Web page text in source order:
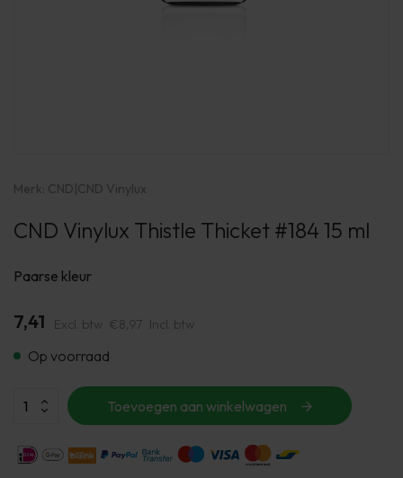
Merk: CND|CND Vinylux
CND Vinylux Thistle Thicket #184 15 ml
Paarse kleur
7,41 Excl. btw €8,97 Incl. btw
Op voorraad
Toevoegen aan winkelwagen